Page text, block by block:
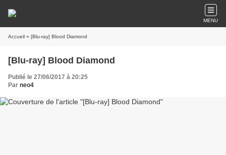
MENU
Accueil » [Blu-ray] Blood Diamond
[Blu-ray] Blood Diamond
Publié le 27/06/2017 à 20:25
Par neo4